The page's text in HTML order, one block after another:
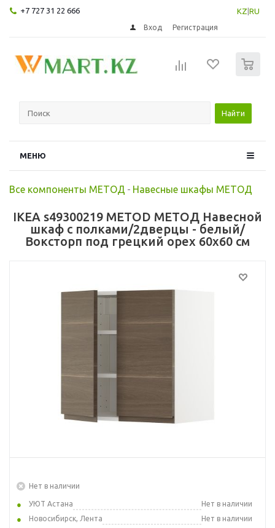
+7 727 31 22 666 KZ RU
Вход Регистрация
Найти
МЕНЮ
Все компоненты МЕТОД - Навесные шкафы МЕТОД
IKEA s49300219 METOD МЕТОД Навесной
шкаф с полками/2дверцы - белый/
Воксторп под грецкий орех 60x60 см
Нет в наличии
УЮТ Астана
Нет в наличии
Новосибирск, Лента
Нет в наличии